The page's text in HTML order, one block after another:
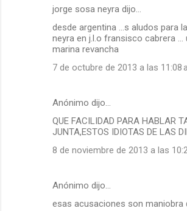
jorge sosa neyra dijo…
desde argentina ...s aludos para
neyra en j.l.o fransisco cabrera ...
marina revancha
7 de octubre de 2013 a las 11:08
Anónimo dijo…
QUE FACILIDAD PARA HABLAR
JUNTA,ESTOS IDIOTAS DE LAS
8 de noviembre de 2013 a las
Anónimo dijo…
esas acusaciones son maniobra